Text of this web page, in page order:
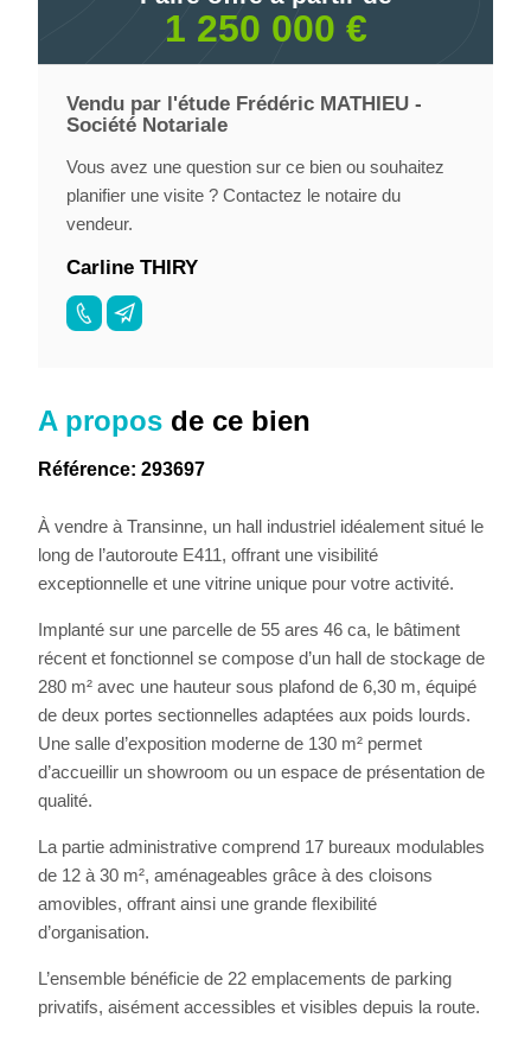
A propos de ce bien
Référence: 293697
À vendre à Transinne, un hall industriel idéalement situé le
long de l’autoroute E411, offrant une visibilité
exceptionnelle et une vitrine unique pour votre activité.
Implanté sur une parcelle de 55 ares 46 ca, le bâtiment
récent et fonctionnel se compose d’un hall de stockage de
280 m² avec une hauteur sous plafond de 6,30 m, équipé
de deux portes sectionnelles adaptées aux poids lourds.
Une salle d’exposition moderne de 130 m² permet
d’accueillir un showroom ou un espace de présentation de
qualité.
La partie administrative comprend 17 bureaux modulables
de 12 à 30 m², aménageables grâce à des cloisons
amovibles, offrant ainsi une grande flexibilité
d’organisation.
L’ensemble bénéficie de 22 emplacements de parking
privatifs, aisément accessibles et visibles depuis la route.
1 250 000 €
Vendu par l'étude Frédéric MATHIEU -
Société Notariale
Vous avez une question sur ce bien ou souhaitez
planifier une visite ? Contactez le notaire du
vendeur.
Carline THIRY